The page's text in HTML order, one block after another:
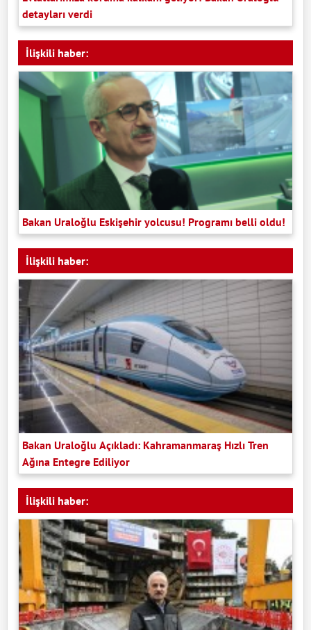
detayları verdi
İlişkili haber:
Bakan Uraloğlu Eskişehir yolcusu! Programı belli oldu!
İlişkili haber:
Bakan Uraloğlu Açıkladı: Kahramanmaraş Hızlı Tren
Ağına Entegre Ediliyor
İlişkili haber: